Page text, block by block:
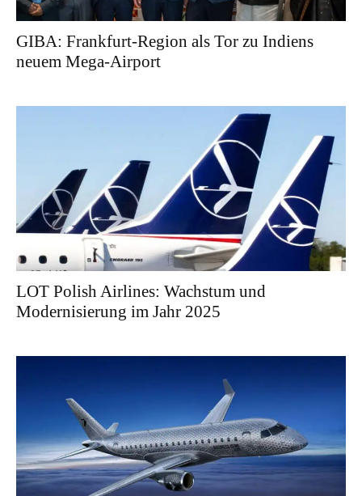
GIBA: Frankfurt-Region als Tor zu Indiens
neuem Mega-Airport
LOT Polish Airlines: Wachstum und
Modernisierung im Jahr 2025